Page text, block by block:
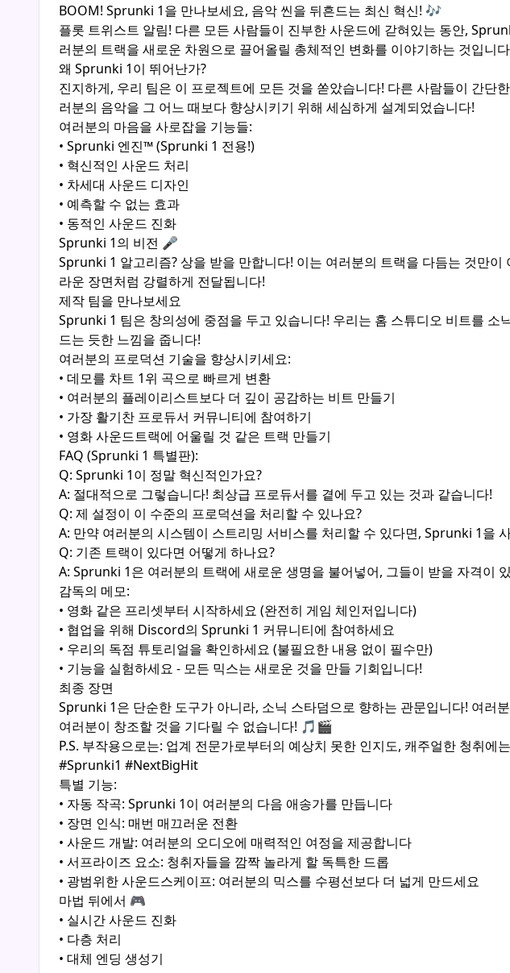
BOOM! Sprunki 1을 만나보세요, 음악 씬을 뒤흔드는 최신 혁신! 🎶
플롯 트위스트 알림! 다른 모든 사람들이 진부한 사운드에 갇혀있는 동안,
러분의 트랙을 새로운 차원으로 끌어올릴 총체적인 변화를 이야기하는 것입니
왜 Sprunki 1이 뛰어난가?
진지하게, 우리 팀은 이 프로젝트에 모든 것을 쏟았습니다! 다른 사람들이 간
러분의 음악을 그 어느 때보다 향상시키기 위해 세심하게 설계되었습니다!
여러분의 마음을 사로잡을 기능들:
• Sprunki 엔진™ (Sprunki 1 전용!)
• 혁신적인 사운드 처리
• 차세대 사운드 디자인
• 예측할 수 없는 효과
• 동적인 사운드 진화
Sprunki 1의 비전 🎤
Sprunki 1 알고리즘? 상을 받을 만합니다! 이는 여러분의 트랙을 다듬는 것만
라운 장면처럼 강렬하게 전달됩니다!
제작 팀을 만나보세요
Sprunki 1 팀은 창의성에 중점을 두고 있습니다! 우리는 홈 스튜디오 비트를
드는 듯한 느낌을 줍니다!
여러분의 프로덕션 기술을 향상시키세요:
• 데모를 차트 1위 곡으로 빠르게 변환
• 여러분의 플레이리스트보다 더 깊이 공감하는 비트 만들기
• 가장 활기찬 프로듀서 커뮤니티에 참여하기
• 영화 사운드트랙에 어울릴 것 같은 트랙 만들기
FAQ (Sprunki 1 특별판):
Q: Sprunki 1이 정말 혁신적인가요?
A: 절대적으로 그렇습니다! 최상급 프로듀서를 곁에 두고 있는 것과 같습니다!
Q: 제 설정이 이 수준의 프로덕션을 처리할 수 있나요?
A: 만약 여러분의 시스템이 스트리밍 서비스를 처리할 수 있다면, Sprunki 1을
Q: 기존 트랙이 있다면 어떻게 하나요?
A: Sprunki 1은 여러분의 트랙에 새로운 생명을 불어넣어, 그들이 받을 자격이
감독의 메모:
• 영화 같은 프리셋부터 시작하세요 (완전히 게임 체인저입니다)
• 협업을 위해 Discord의 Sprunki 1 커뮤니티에 참여하세요
• 우리의 독점 튜토리얼을 확인하세요 (불필요한 내용 없이 필수만)
• 기능을 실험하세요 - 모든 믹스는 새로운 것을 만들 기회입니다!
최종 장면
Sprunki 1은 단순한 도구가 아니라, 소닉 스타덤으로 향하는 관문입니다! 여러
여러분이 창조할 것을 기다릴 수 없습니다! 🎵🎬
P.S. 부작용으로는: 업계 전문가로부터의 예상치 못한 인지도, 캐주얼한 청취
#Sprunki1 #NextBigHit
특별 기능:
• 자동 작곡: Sprunki 1이 여러분의 다음 애송가를 만듭니다
• 장면 인식: 매번 매끄러운 전환
• 사운드 개발: 여러분의 오디오에 매력적인 여정을 제공합니다
• 서프라이즈 요소: 청취자들을 깜짝 놀라게 할 독특한 드롭
• 광범위한 사운드스케이프: 여러분의 믹스를 수평선보다 더 넓게 만드세요
마법 뒤에서 🎮
• 실시간 사운드 진화
• 다층 처리
• 대체 엔딩 생성기